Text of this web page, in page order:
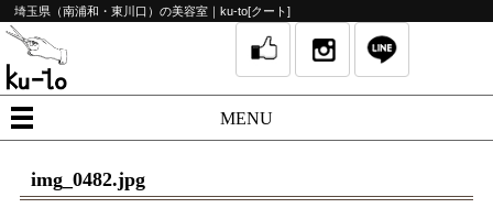
埼玉県（南浦和・東川口）の美容室｜ku-to[クート]
MENU
img_0482.jpg